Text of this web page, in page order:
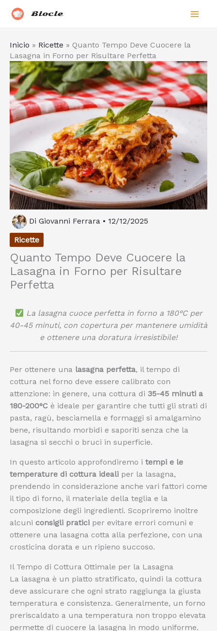
Biocle
Inicio » Ricette » Quanto Tempo Deve Cuocere la
Lasagna in Forno per Risultare Perfetta
Di Giovanni Ferrara • 12/12/2025
Ricette
Quanto Tempo Deve Cuocere la
Lasagna in Forno per Risultare
Perfetta
La lasagna cuoce perfetta in forno a 180°C per
40-45 minuti, con copertura per mantenere umidità
e ottenere una doratura irresistibile!
Per ottenere una lasagna perfetta, il tempo di
cottura nel forno deve essere calibrato con
attenzione: in genere, una cottura di 35-45 minuti a
180-200°C è ideale per garantire che tutti gli strati di
pasta, ragù, besciamella e formaggi si amalgamino
bene, risultando morbidi e saporiti senza che la
lasagna si secchi o bruci in superficie.
In questo articolo approfondiremo i tempi e le
temperature di cottura ideali per la lasagna,
prendendo in considerazione anche vari fattori come
il tipo di forno, il materiale della teglia e la
composizione degli ingredienti. Scopriremo inoltre
alcuni consigli pratici per evitare errori comuni e
ottenere una lasagna cotta alla perfezione, con una
crosticina dorata e un ripieno succoso.
Il Tempo di Cottura Ottimale per la Lasagna
La lasagna è un piatto stratificato, quindi la cottura
deve assicurare che ogni strato raggiunga la giusta
temperatura e consistenza. Generalmente, un forno
preriscaldato a una temperatura non troppo elevata
permette di cuocere la lasagna in modo uniforme.